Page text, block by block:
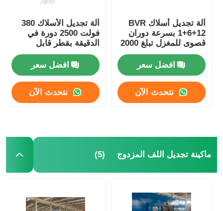
آلة تجديل أسلاك BVR
1+6+12 بسرعة دوران
قصوى للمغزل تبلغ 2000
دورة في الدقيقة وتحكم
PLC
افضل سعر
نتحدث الآن
آلة تجديل الأسلاك 380
فولت 2500 دورة في
الدقيقة بقطر قابل
للتعديل ونظام PLC
افضل سعر
نتحدث الآن
ماكينة تجديل اللف المزدوج (5)